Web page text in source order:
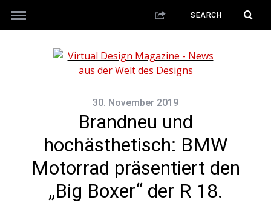
30. November 2019
Brandneu und
hochästhetisch: BMW
Motorrad präsentiert den
„Big Boxer“ der R 18.